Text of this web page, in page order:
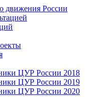
движения России
ЦУР России 2018
ЦУР России 2019
ЦУР России 2020